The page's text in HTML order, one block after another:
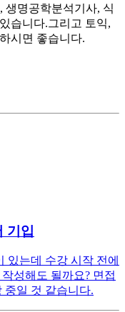
생명공학분석기사, 식
습니다.그리고 토익,
시면 좋습니다.
기입
있는데 수강 시작 전에
성해도 될까요? 면접
중일 것 같습니다.